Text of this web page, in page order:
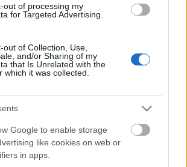
out of processing my
for Targeted Advertising.
out of Collection, Use,
and/or Sharing of my
that Is Unrelated with the
which it was collected.
Google to enable storage
like cookies on web or
in apps.
48 (rendészeti dolgozóknak)
000- 45 000 Forint (diákoknak,
és alacsony jövedelműeknek)
17-18, október 1-2,
nap)
VIII. Pál u. 6.
2015. augusztus 25.